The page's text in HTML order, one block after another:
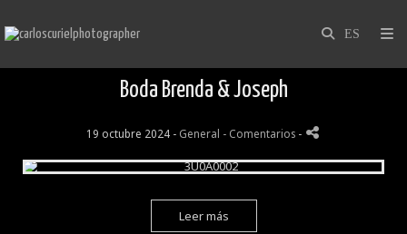
Boda Brenda & Joseph
19 octubre 2024 - General - Comentarios -
Leer más